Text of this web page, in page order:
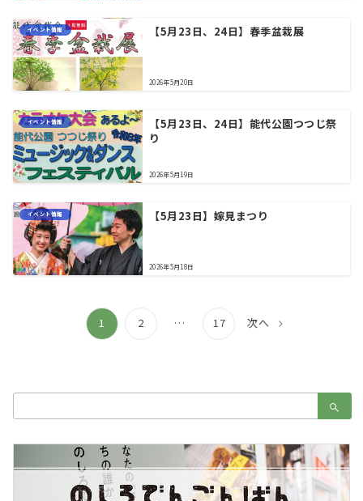
イベント情報 【5月23日、24日】春季盆栽展
2026年5月20日
イベント情報
【5月23日、24日】能代公園つつじ祭
り
2026年5月19日
イベント情報 【5月23日】嫁見まつり
2026年5月18日
ペ
ー
ジ
送
1 2 … 17 次へ
索：